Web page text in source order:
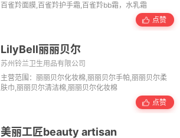
百雀羚面膜,百雀羚护手霜,百雀羚bb霜，水乳霜
点赞
LilyBell丽丽贝尔
苏州铃兰卫生用品有限公司
主营范围：丽丽贝尔化妆棉,丽丽贝尔手帕,丽丽贝尔柔
肤巾,丽丽贝尔清洁棉,丽丽贝尔化妆棉
点赞
美丽工匠beauty artisan